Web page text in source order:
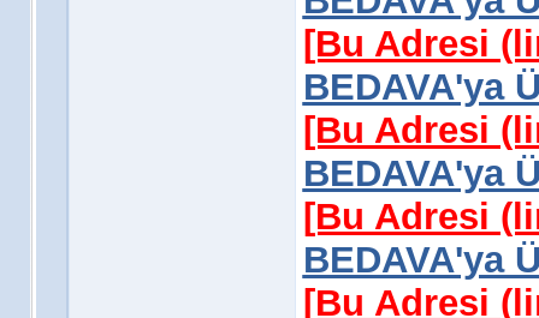
[Bu Adresi
BEDAVA'ya
[Bu Adresi
BEDAVA'ya
[Bu Adresi
BEDAVA'ya
[Bu Adresi